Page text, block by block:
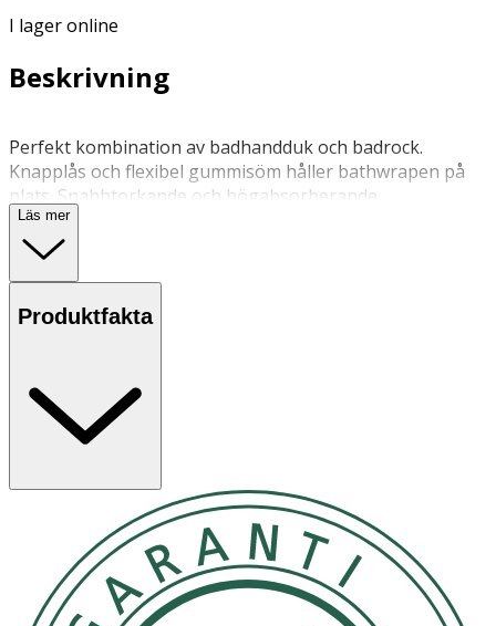
I lager online
Beskrivning
Perfekt kombination av badhandduk och badrock.
Knapplås och flexibel gummisöm håller bathwrapen på
plats. Snabbtorkande och högabsorberande
Lindas runt kroppen, fästes med knapp.
tvättas utan skölj och blekmedel. Material: 5%
Polyester,15% Polyamide, 83% Polyester, 17% Polyamide
Läs mer
Produktfakta